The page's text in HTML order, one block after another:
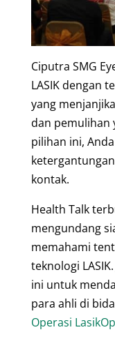
Ciputra SMG
LASIK dengan
yang
dan pemulihan
pilihan ini,
kontak.
Health Talk
mengundang
memahami
teknologi
ini untuk
para ahli di
Operasi Lasik